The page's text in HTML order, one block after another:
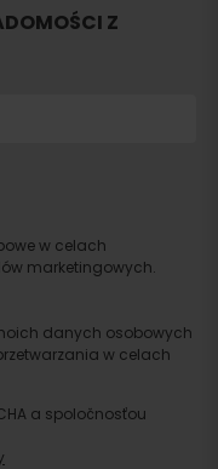
Z
w celach
marketingowych.
danych osobowych
w celach
a spoločnosťou